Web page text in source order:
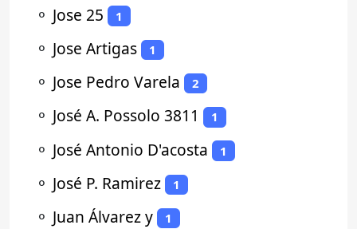
⚬ Jose 25 1
⚬ Jose Artigas 1
⚬ Jose Pedro Varela 2
⚬ José A. Possolo 3811 1
⚬ José Antonio D'acosta 1
⚬ José P. Ramirez 1
⚬ Juan Álvarez y 1